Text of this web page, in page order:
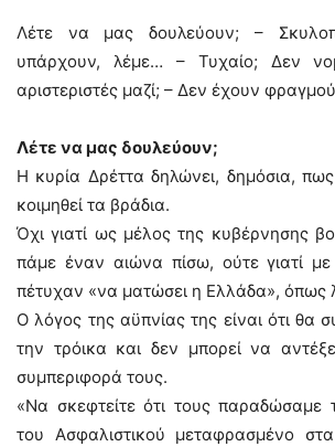
Λέτε να μας δουλεύουν; –
υπάρχουν, λέμε… – Τυχαίο; Δεν
αριστεριστές μαζί; – Δεν έχουν
Λέτε να μας δουλεύουν;
Η κυρία Δρέττα δηλώνει, δημόσια,
κοιμηθεί τα βράδια.
Όχι γιατί ως μέλος της κυβέρνησης
πάμε έναν αιώνα πίσω, ούτε γιατί με
πέτυχαν «να ματώσει η Ελλάδα», όπως
Ο λόγος της αϋπνίας της είναι ότι θα
την τρόικα και δεν μπορεί να
συμπεριφορά τους.
«Να σκεφτείτε ότι τους παραδώσαμε
του Ασφαλιστικού μεταφρασμένο